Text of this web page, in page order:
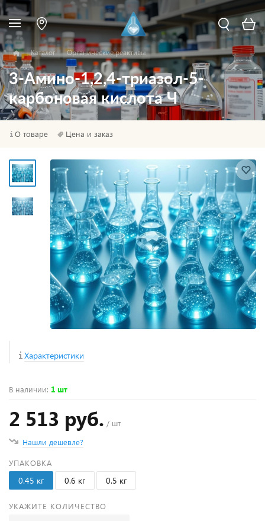
Каталог Органические реактивы
3-Амино-1,2,4-триазол-5-
карбоновая кислота Ч
О товаре Цена и заказ
Характеристики
В наличии: 1 шт
2 513 руб. / шт
Нашли дешевле?
УПАКОВКА
0.45 кг 0.6 кг 0.5 кг
УКАЖИТЕ КОЛИЧЕСТВО